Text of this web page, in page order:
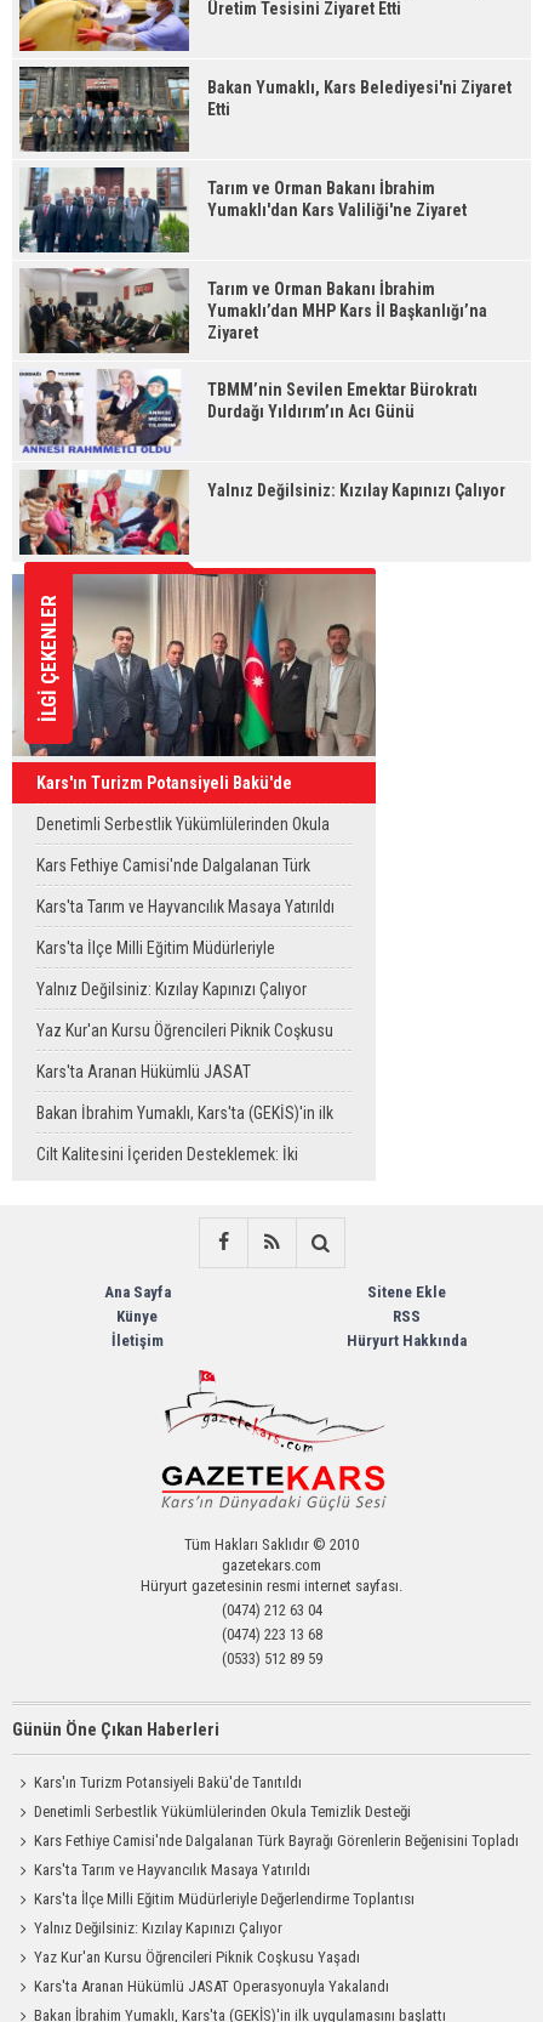
Üretim Tesisini Ziyaret Etti
Bakan Yumaklı, Kars Belediyesi'ni Ziyaret
Etti
Tarım ve Orman Bakanı İbrahim
Yumaklı'dan Kars Valiliği'ne Ziyaret
Tarım ve Orman Bakanı İbrahim
Yumaklı’dan MHP Kars İl Başkanlığı’na
Ziyaret
TBMM’nin Sevilen Emektar Bürokratı
Durdağı Yıldırım’ın Acı Günü
Yalnız Değilsiniz: Kızılay Kapınızı Çalıyor
İLGİ ÇEKENLER
Kars'ın Turizm Potansiyeli Bakü'de
Tanıtıldı
Denetimli Serbestlik Yükümlülerinden Okula
Temizlik Desteği
Kars Fethiye Camisi'nde Dalgalanan Türk
Bayrağı Görenlerin Beğenisini Topladı
Kars'ta Tarım ve Hayvancılık Masaya Yatırıldı
Kars'ta İlçe Milli Eğitim Müdürleriyle
Değerlendirme Toplantısı
Yalnız Değilsiniz: Kızılay Kapınızı Çalıyor
Yaz Kur'an Kursu Öğrencileri Piknik Coşkusu
Yaşadı
Kars'ta Aranan Hükümlü JASAT
Operasyonuyla Yakalandı
Bakan İbrahim Yumaklı, Kars'ta (GEKİS)'in ilk
uygulamasını başlattı
Cilt Kalitesini İçeriden Desteklemek: İki
Ana Sayfa
Künye
İletişim
Sitene Ekle
RSS
Hüryurt Hakkında
Tüm Hakları Saklıdır © 2010
gazetekars.com
Hüryurt gazetesinin resmi internet sayfası.
(0474) 212 63 04
(0474) 223 13 68
(0533) 512 89 59
Günün Öne Çıkan Haberleri
Kars'ın Turizm Potansiyeli Bakü'de Tanıtıldı
Denetimli Serbestlik Yükümlülerinden Okula Temizlik Desteği
Kars Fethiye Camisi'nde Dalgalanan Türk Bayrağı Görenlerin Beğenisini Topladı
Kars'ta Tarım ve Hayvancılık Masaya Yatırıldı
Kars'ta İlçe Milli Eğitim Müdürleriyle Değerlendirme Toplantısı
Yalnız Değilsiniz: Kızılay Kapınızı Çalıyor
Yaz Kur'an Kursu Öğrencileri Piknik Coşkusu Yaşadı
Kars'ta Aranan Hükümlü JASAT Operasyonuyla Yakalandı
Bakan İbrahim Yumaklı, Kars'ta (GEKİS)'in ilk uygulamasını başlattı